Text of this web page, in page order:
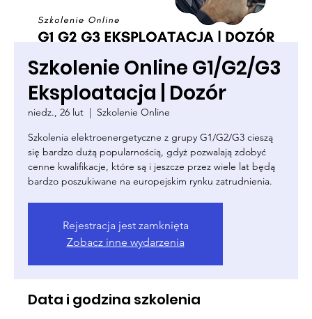
Szkolenie Online G1/G2/G3
Eksploatacja | Dozór
niedz., 26 lut
  |
Szkolenie Online
Szkolenia elektroenergetyczne z grupy G1/G2/G3 cieszą
się bardzo dużą popularnością, gdyż pozwalają zdobyć
cenne kwalifikacje, które są i jeszcze przez wiele lat będą
bardzo poszukiwane na europejskim rynku zatrudnienia.
Rejestracja jest zamknięta
Zobacz inne wydarzenia
Data i godzina szkolenia